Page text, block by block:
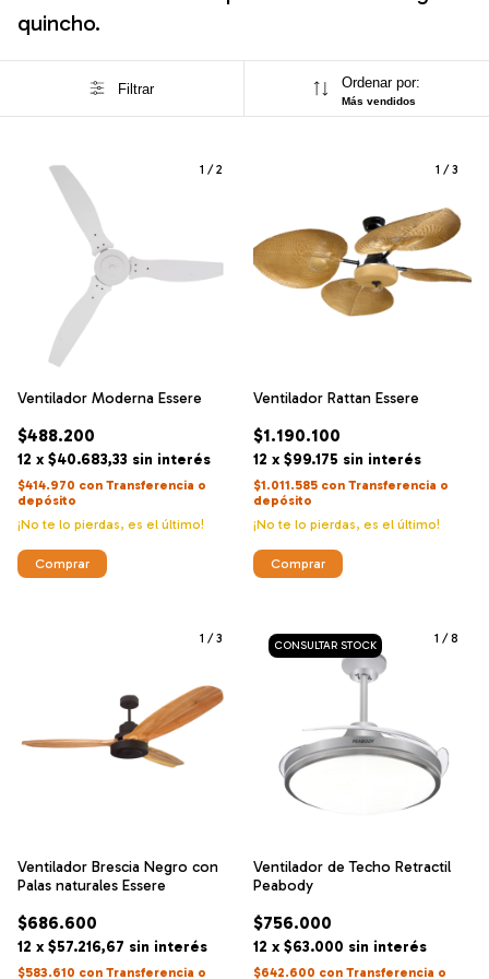
quincho.
Filtrar Ordenar por:
Más vendidos
1 /2
Ventilador Moderna Essere
$488.200
12 x $40.683,33 sin interés
$414.970 con Transferencia o
depósito
¡No te lo pierdas, es el último!
1 /3
Ventilador Rattan Essere
$1.190.100
12 x $99.175 sin interés
$1.011.585 con Transferencia o
depósito
¡No te lo pierdas, es el último!
Comprar
1 /3
Ventilador Brescia Negro con
Palas naturales Essere
$686.600
12 x $57.216,67 sin interés
$583.610 con Transferencia o
1 /8
Ventilador de Techo Retractil
Peabody
$756.000
12 x $63.000 sin interés
$642.600 con Transferencia o